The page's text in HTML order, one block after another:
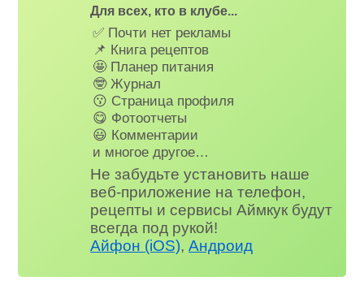
Для всех, кто в клубе...
✅ Почти нет рекламы
📌 Книга рецептов
🤩 Планер питания
🤓 Журнал
😗 Страница профиля
😋 Фотоотчеты
😃 Комментарии
и многое другое…
Не забудьте установить наше
веб-приложение на телефон,
рецепты и сервисы Аймкук будут
всегда под рукой!
Айфон (iOS),Андроид